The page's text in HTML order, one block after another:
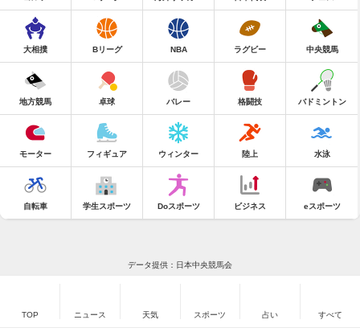
大相撲 Bリーグ NBA ラグビー 中央競馬
地方競馬 卓球 バレー 格闘技 バドミントン
モーター フィギュア ウィンター 陸上 水泳
自転車 学生スポーツ Doスポーツ ビジネス eスポーツ
データ提供：日本中央競馬会
TOP ニュース 天気 スポーツ 占い すべて